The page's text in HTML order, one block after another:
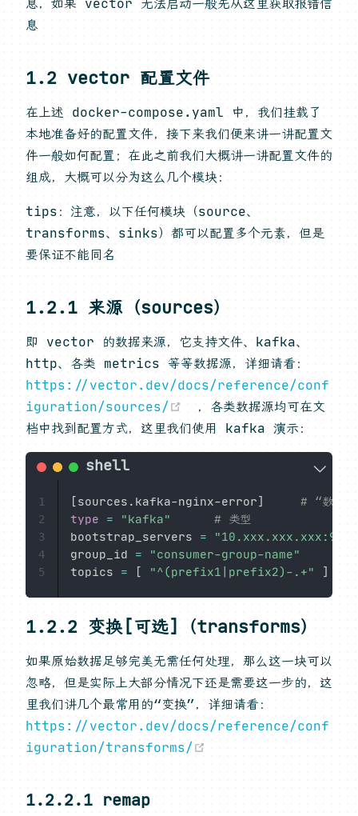
息
1.2 vector 配置文件
在上述 docker-compose.yaml 中，我们挂载了
本地准备好的配置文件，接下来我们便来讲一讲配置文
件一般如何配置；在此之前我们大概讲一讲配置文件的
组成，大概可以分为这么几个模块：
tips：注意，以下任何模块（source、
transforms、sinks）都可以配置多个元素，但是
要保证不能同名
1.2.1 来源（sources）
即 vector 的数据来源，它支持文件、kafka、
http、各类 metrics 等等数据源，详细请看：
https://vector.dev/docs/reference/conf
iguration/sources/
(opens new window)
，各类数据源均可在文
档中找到配置方式，这里我们使用 kafka 演示：
[sources.kafka-nginx-error]
# “数据源
type
= "kafka"
# 类型
bootstrap_servers =
group_id =
"consumer-group-name"
topics = [ "^(prefix1|prefix2)-.+" ]
1
2
3
4
5
1.2.2 变换[可选]（transforms）
如果原始数据足够完美无需任何处理，那么这一块可以
忽略，但是实际上大部分情况下还是需要这一步的，这
里我们讲几个最常用的“变换”，详细请看：
https://vector.dev/docs/reference/conf
iguration/transforms/
1.2.2.1 remap